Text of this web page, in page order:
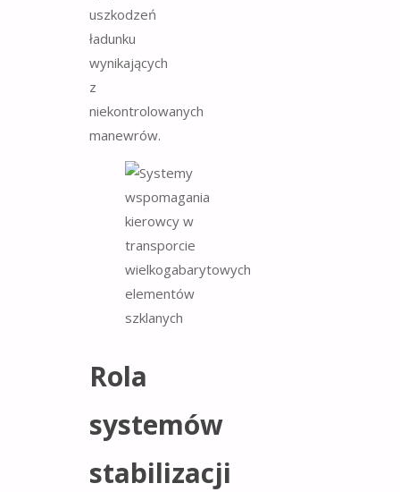
uszkodzeń
ładunku
wynikających
z
niekontrolowanych
manewrów.
Rola
systemów
stabilizacji